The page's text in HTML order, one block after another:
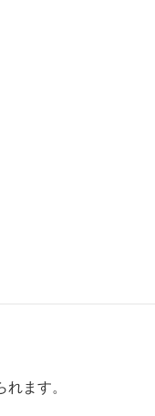
ます。